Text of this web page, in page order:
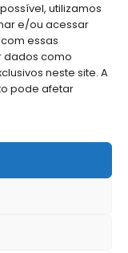
utilizamos
e/ou acessar
essas
dados como
neste site. A
pode afetar
o seu evento